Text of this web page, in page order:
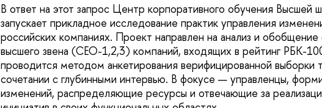
В ответ на этот запрос Центр корпоративного обучения
запускает прикладное исследование практик управления
российских компаниях. Проект направлен на анализ и
высшего звена (CEO-1,2,3) компаний, входящих в рейтинг РБК-
проводится методом анкетирования верифицированной
сочетании с глубинными интервью. В фокусе — управленцы,
изменений, распределяющие ресурсы и отвечающие за